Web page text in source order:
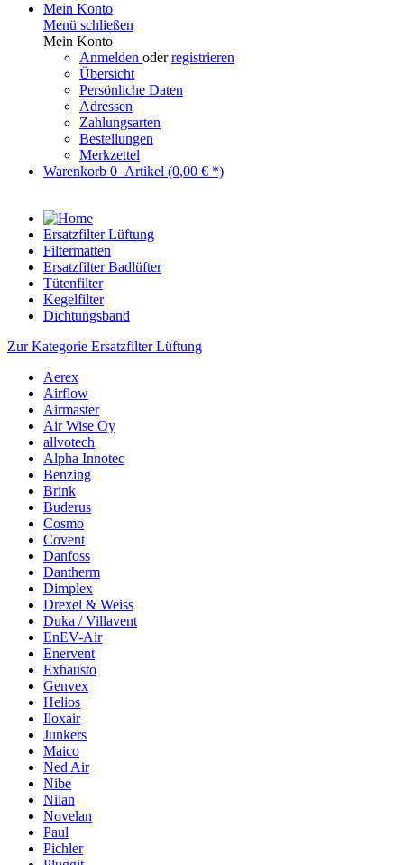
Mein Konto
Menü schließen
Mein Konto
Anmelden oderregistrieren
Übersicht
Persönliche Daten
Adressen
Zahlungsarten
Bestellungen
Merkzettel
Warenkorb 0 Artikel (0,00 € *)
Ersatzfilter Lüftung
Filtermatten
Ersatzfilter Badlüfter
Tütenfilter
Kegelfilter
Dichtungsband
Zur Kategorie Ersatzfilter Lüftung
Aerex
Airflow
Airmaster
Air Wise Oy
allvotech
Alpha Innotec
Benzing
Brink
Buderus
Cosmo
Covent
Danfoss
Dantherm
Dimplex
Drexel & Weiss
Duka / Villavent
EnEV-Air
Enervent
Exhausto
Genvex
Helios
Iloxair
Junkers
Maico
Ned Air
Nibe
Nilan
Novelan
Paul
Pichler